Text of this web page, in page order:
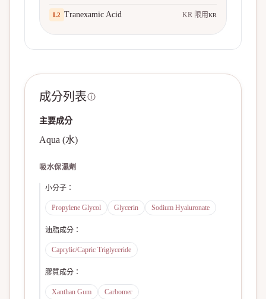
L2 Tranexamic Acid KR 限用KR
成分列表
主要成分
Aqua (水)
吸水保濕劑
小分子 ：
Propylene Glycol Glycerin Sodium Hyaluronate
油脂成分 ：
Caprylic/Capric Triglyceride
膠質成分 ：
Xanthan Gum Carbomer